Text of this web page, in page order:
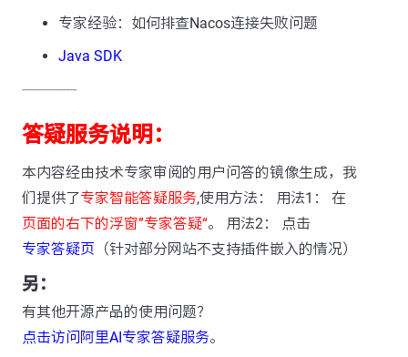
专家经验：如何排查Nacos连接失败问题
Java SDK
---------------
答疑服务说明：
本内容经由技术专家审阅的用户问答的镜像生成，我
们提供了专家智能答疑服务,使用方法： 用法1： 在
页面的右下的浮窗”专家答疑“。 用法2： 点击
专家答疑页 （针对部分网站不支持插件嵌入的情况）
另：
有其他开源产品的使用问题？
点击访问阿里AI专家答疑服务。